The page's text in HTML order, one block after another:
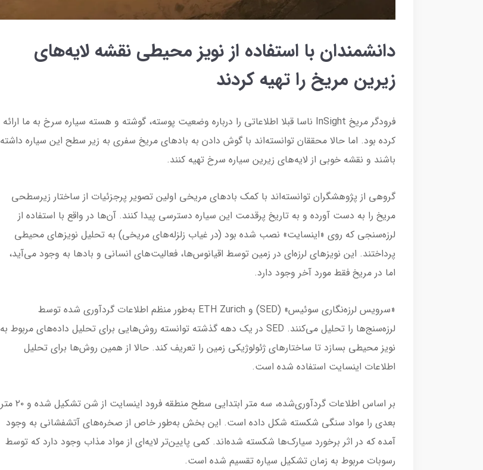
دانشمندان با استفاده از نویز محیطی نقشه لایه‌های
زیرین مریخ را تهیه کردند
فرودگر مریخ InSight ناسا قبلا اطلاعاتی را درباره وضعیت پوسته، گوشته و هسته سیاره سرخ به ما ارائه
کرده بود. اما حالا محققان توانسته‌اند با گوش دادن به بادهای مریخ سفری به زیر سطح این سیاره داشته
باشند و نقشه خوبی از لایه‌های زیرین سیاره سرخ تهیه کنند.
گروهی از پژوهشگران توانسته‌اند با کمک بادهای مریخی اولین تصویر پرجزئیات از ساختار زیرسطحی
مریخ را به دست آورده و به تاریخ پرقدمت این سیاره دسترسی پیدا کنند. آن‌ها در واقع با استفاده از
لرزه‌سنجی که روی «اینسایت» نصب شده بود (در غیاب زلزله‌های مریخی) به تحلیل نویزهای محیطی
پرداختند. این نویزهای لرزه‌ای در زمین توسط اقیانوس‌ها، فعالیت‌های انسانی و بادها به وجود می‌آید،
اما در مریخ فقط مورد آخر وجود دارد.
«سرویس لرزه‌نگاری سوئیس» (SED) و ETH Zurich به‌طور منظم اطلاعات گردآوری شده توسط
لرزه‌سنج‌ها را تحلیل می‌کنند. SED در یک دهه گذشته توانسته روش‌هایی برای تحلیل داده‌های مربوط به
نویز محیطی بسازد تا ساختارهای ژئولوژیکی زمین را تعریف کند. حالا از همین روش‌ها برای تحلیل
اطلاعات اینسایت استفاده شده است.
بر اساس اطلاعات گردآوری‌شده، سه متر ابتدایی سطح منطقه فرود اینسایت از شن تشکیل شده و ۲۰ متر
بعدی را مواد سنگی شکسته شکل داده است. این بخش به‌طور خاص از صخره‌های آتشفشانی به وجود
آمده که در اثر برخورد سیارک‌ها شکسته شده‌اند. کمی پایین‌تر لایه‌ای از مواد مذاب وجود دارد که توسط
رسوبات مربوط به زمان تشکیل سیاره تقسیم شده است.